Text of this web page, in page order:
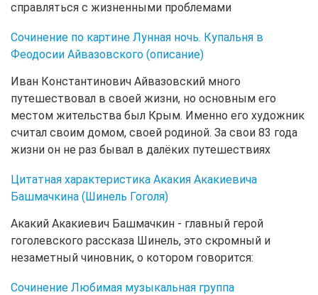
справляться с жизненными проблемами
Сочинение по картине Лунная ночь. Купальня в
Феодосии Айвазовского (описание)
Иван Константинович Айвазовский много
путешествовал в своей жизни, но основным его
местом жительства был Крым. Именно его художник
считал своим домом, своей родиной. За свои 83 года
жизни он не раз бывал в далёких путешествиях
Цитатная характеристика Акакия Акакиевича
Башмачкина (Шинель Гоголя)
Акакий Акакиевич Башмачкин - главный герой
гоголевского рассказа Шинель, это скромный и
незаметный чиновник, о котором говорится:
Сочинение Любимая музыкальная группа